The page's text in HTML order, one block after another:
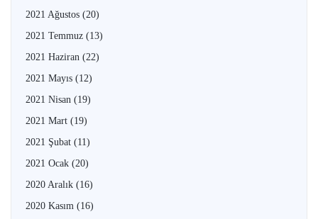
2021 Ağustos (20)
2021 Temmuz (13)
2021 Haziran (22)
2021 Mayıs (12)
2021 Nisan (19)
2021 Mart (19)
2021 Şubat (11)
2021 Ocak (20)
2020 Aralık (16)
2020 Kasım (16)